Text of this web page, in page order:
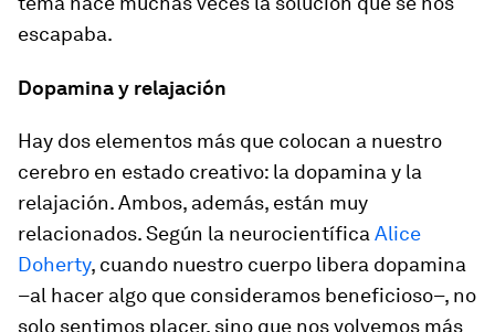
escapaba.
Dopamina y relajación
Hay dos elementos más que colocan a nuestro
cerebro en estado creativo: la dopamina y la
relajación. Ambos, además, están muy
relacionados. Según la neurocientífica Alice
Doherty, cuando nuestro cuerpo libera dopamina
–al hacer algo que consideramos beneficioso–, no
solo sentimos placer, sino que nos volvemos más